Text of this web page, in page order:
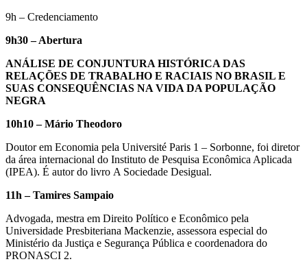
9h – Credenciamento
9h30 – Abertura
ANÁLISE DE CONJUNTURA HISTÓRICA DAS
RELAÇÕES DE TRABALHO E RACIAIS NO BRASIL E
SUAS CONSEQUÊNCIAS NA VIDA DA POPULAÇÃO
NEGRA
10h10 – Mário Theodoro
Doutor em Economia pela Université Paris 1 – Sorbonne, foi diretor
da área internacional do Instituto de Pesquisa Econômica Aplicada
(IPEA). É autor do livro A Sociedade Desigual.
11h – Tamires Sampaio
Advogada, mestra em Direito Político e Econômico pela
Universidade Presbiteriana Mackenzie, assessora especial do
Ministério da Justiça e Segurança Pública e coordenadora do
PRONASCI 2.